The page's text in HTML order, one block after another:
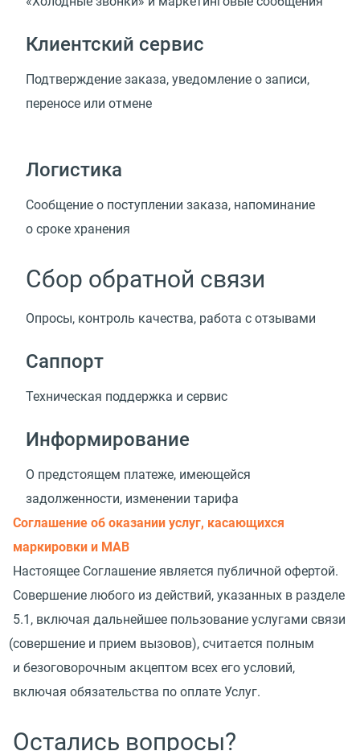
Клиентский сервис
Подтверждение заказа, уведомление о записи,
переносе или отмене
Логистика
Сообщение о поступлении заказа, напоминание
о сроке хранения
Сбор обратной связи
Опросы, контроль качества, работа с отзывами
Саппорт
Техническая поддержка и сервис
Информирование
О предстоящем платеже, имеющейся
задолженности, изменении тарифа
Соглашение об оказании услуг, касающихся
маркировки и МАВ
Настоящее Соглашение является публичной офертой.
Совершение любого из действий, указанных в разделе
5.1, включая дальнейшее пользование услугами связи
(совершение и прием вызовов), считается полным
и безоговорочным акцептом всех его условий,
включая обязательства по оплате Услуг.
Остались вопросы?